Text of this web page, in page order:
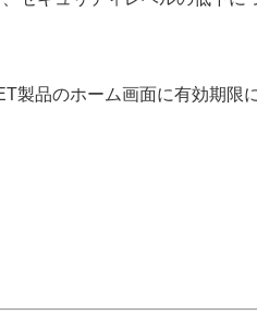
品のホーム画面に有効期限